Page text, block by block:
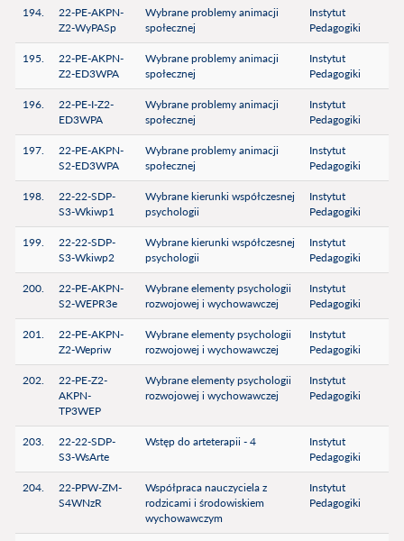
194.
22-PE-AKPN-
Z2-WyPASp
Wybrane problemy animacji
społecznej
Instytut
Pedagogiki
195.
22-PE-AKPN-
Z2-ED3WPA
Wybrane problemy animacji
społecznej
Instytut
Pedagogiki
196.
22-PE-I-Z2-
ED3WPA
Wybrane problemy animacji
społecznej
Instytut
Pedagogiki
197.
22-PE-AKPN-
S2-ED3WPA
Wybrane problemy animacji
społecznej
Instytut
Pedagogiki
198.
22-22-SDP-
S3-Wkiwp1
Wybrane kierunki współczesnej
psychologii
Instytut
Pedagogiki
199.
22-22-SDP-
S3-Wkiwp2
Wybrane kierunki współczesnej
psychologii
Instytut
Pedagogiki
200.
22-PE-AKPN-
S2-WEPR3e
Wybrane elementy psychologii
rozwojowej i wychowawczej
Instytut
Pedagogiki
201.
22-PE-AKPN-
Z2-Wepriw
Wybrane elementy psychologii
rozwojowej i wychowawczej
Instytut
Pedagogiki
202.
22-PE-Z2-
AKPN-
TP3WEP
Wybrane elementy psychologii
rozwojowej i wychowawczej
Instytut
Pedagogiki
203.
22-22-SDP-
S3-WsArte
Wstęp do arteterapii - 4
Instytut
Pedagogiki
204.
22-PPW-ZM-
S4WNzR
Współpraca nauczyciela z
rodzicami i środowiskiem
wychowawczym
Instytut
Pedagogiki